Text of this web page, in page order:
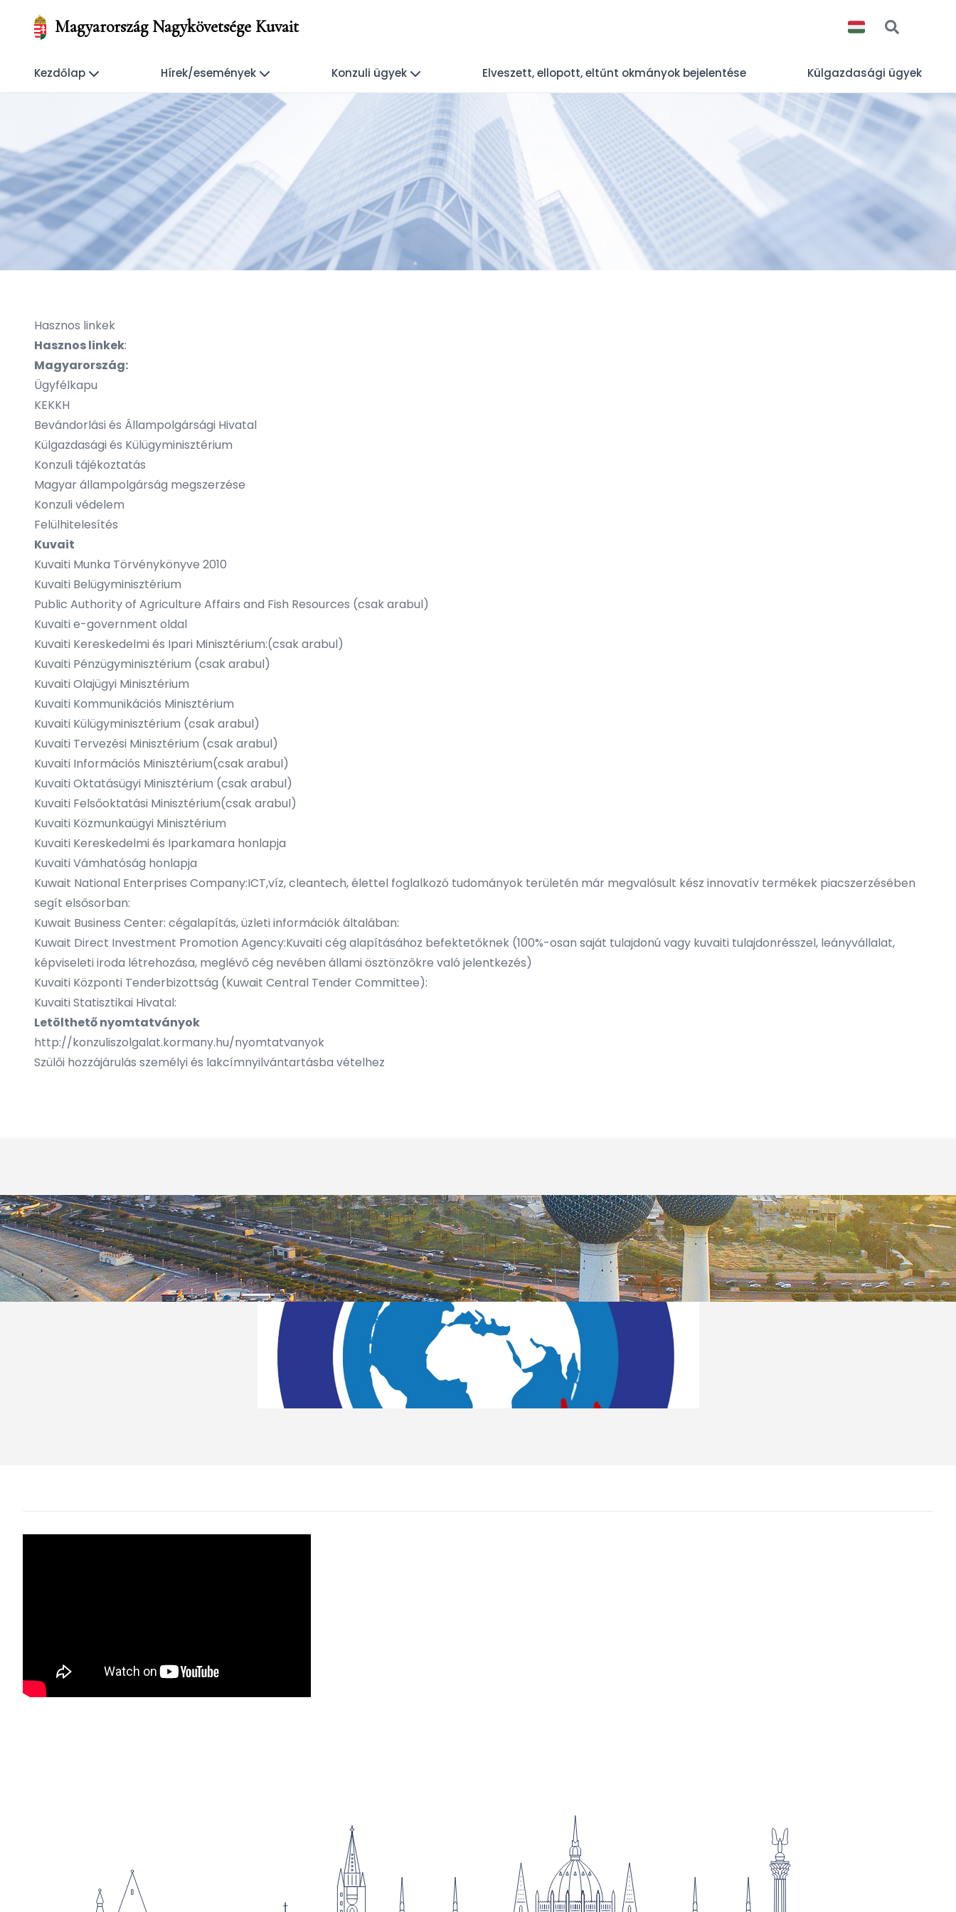
Magyarország Nagykövetsége Kuvait
Kezdőlap Hírek/események Konzuli ügyek Elveszett, ellopott, eltűnt okmányok bejelentése Külgazdasági ügyek
Hasznos linkek
Hasznos linkek:
Magyarország:
Ügyfélkapu
KEKKH
Bevándorlási és Állampolgársági Hivatal
Külgazdasági és Külügyminisztérium
Konzuli tájékoztatás
Magyar állampolgárság megszerzése
Konzuli védelem
Felülhitelesítés
Kuvait
Kuvaiti Munka Törvénykönyve 2010
Kuvaiti Belügyminisztérium
Public Authority of Agriculture Affairs and Fish Resources (csak arabul)
Kuvaiti e-government oldal
Kuvaiti Kereskedelmi és Ipari Minisztérium:(csak arabul)
Kuvaiti Pénzügyminisztérium (csak arabul)
Kuvaiti Olajügyi Minisztérium
Kuvaiti Kommunikációs Minisztérium
Kuvaiti Külügyminisztérium (csak arabul)
Kuvaiti Tervezési Minisztérium (csak arabul)
Kuvaiti Információs Minisztérium(csak arabul)
Kuvaiti Oktatásügyi Minisztérium (csak arabul)
Kuvaiti Felsőoktatási Minisztérium(csak arabul)
Kuvaiti Közmunkaügyi Minisztérium
Kuvaiti Kereskedelmi és Iparkamara honlapja
Kuvaiti Vámhatóság honlapja
Kuwait National Enterprises Company:ICT,víz, cleantech, élettel foglalkozó tudományok területén már megvalósult kész innovatív termékek piacszerzésében
segít elsősorban:
Kuwait Business Center: cégalapítás, üzleti információk általában:
Kuwait Direct Investment Promotion Agency:Kuvaiti cég alapításához befektetőknek (100%-osan saját tulajdonú vagy kuvaiti tulajdonrésszel, leányvállalat,
képviseleti iroda létrehozása, meglévő cég nevében állami ösztönzőkre való jelentkezés)
Kuvaiti Központi Tenderbizottság (Kuwait Central Tender Committee):
Kuvaiti Statisztikai Hivatal:
Letölthető nyomtatványok
http://konzuliszolgalat.kormany.hu/nyomtatvanyok
Szülői hozzájárulás személyi és lakcímnyilvántartásba vételhez